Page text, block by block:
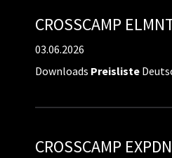
CROSSCAMP
03.06.2026
Downloads Preisliste
CROSSCAMP